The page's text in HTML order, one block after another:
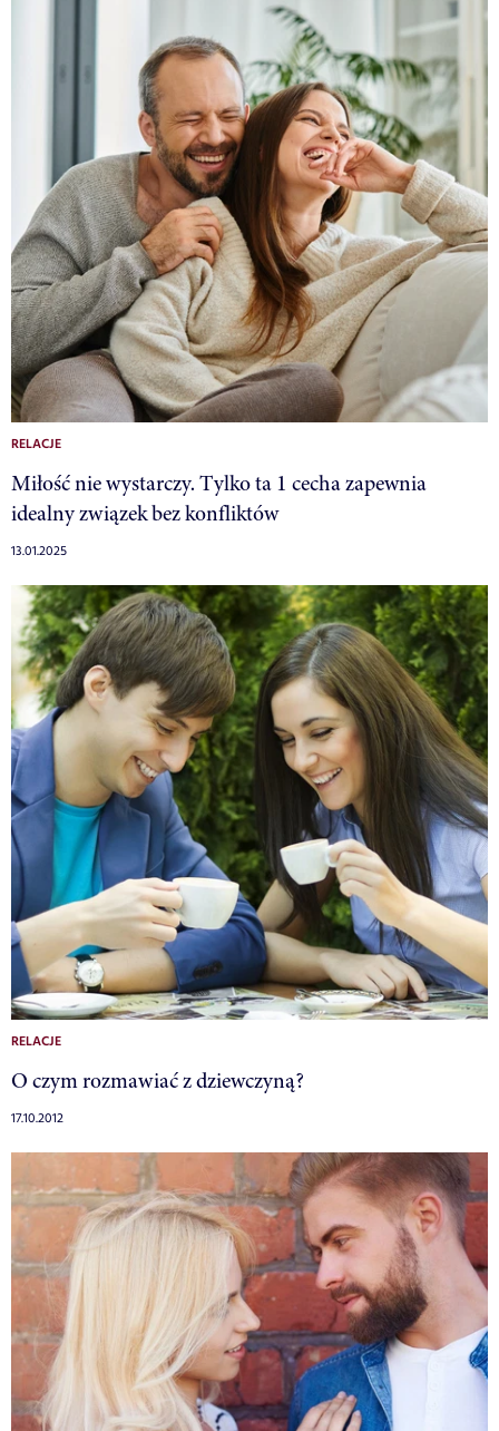
RELACJE
Miłość nie wystarczy. Tylko ta 1 cecha zapewnia
idealny związek bez konfliktów
13.01.2025
RELACJE
O czym rozmawiać z dziewczyną?
17.10.2012